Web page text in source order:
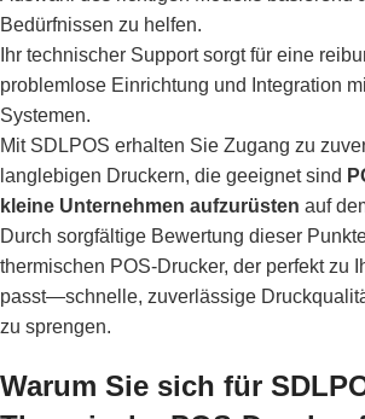
Bedürfnissen zu helfen.
Ihr technischer Support sorgt für eine
problemlose Einrichtung und Integration
Systemen.
Mit SDLPOS erhalten Sie Zugang zu
langlebigen Druckern, die geeignet sind
kleine Unternehmen aufzurüsten auf
Durch sorgfältige Bewertung dieser
thermischen POS-Drucker, der perfekt zu
passt—schnelle, zuverlässige
zu sprengen.
Warum Sie sich für